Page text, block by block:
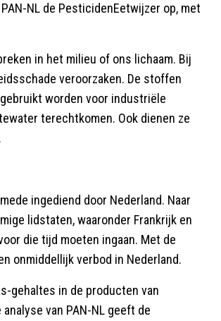
NL de PesticidenEetwijzer op, met
in het milieu of ons lichaam. Bij
veroorzaken. De stoffen
worden voor industriële
terechtkomen. Ook dienen ze
ingediend door Nederland. Naar
lidstaten, waaronder Frankrijk en
die tijd moeten ingaan. Met de
onmiddellijk verbod in Nederland.
gehaltes in de producten van
van PAN-NL geeft de